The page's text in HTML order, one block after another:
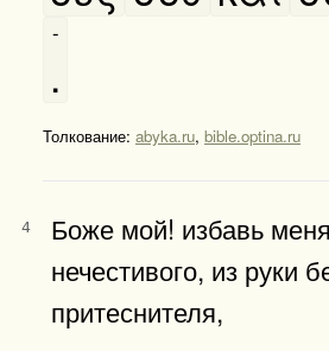
.
-
Толкование: abyka.ru, bible.optina.ru
4
Боже мой! избавь
нечестивого, из руки
притеснителя,